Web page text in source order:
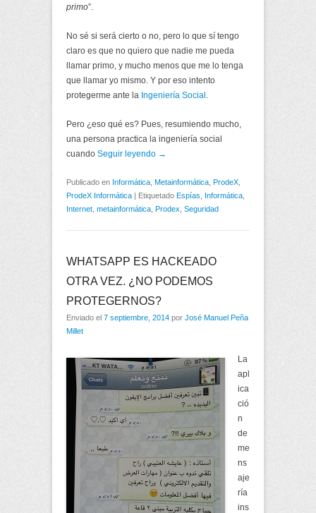
primo”.
No sé si será cierto o no, pero lo que sí tengo
claro es que no quiero que nadie me pueda
llamar primo, y mucho menos que me lo tenga
que llamar yo mismo. Y por eso intento
protegerme ante la Ingeniería Social.
Pero ¿eso qué es? Pues, resumiendo mucho,
una persona practica la ingeniería social
cuando Seguir leyendo →
Publicado en Informática Metainformática ProdeX
ProdeX Informática | Etiquetado Espías Informática
Internet metainformática Prodex Seguridad
WHATSAPP ES HACKEADO
OTRA VEZ. ¿NO PODEMOS
PROTEGERNOS?
Enviado el 7 septiembre, 2014 por José Manuel Peña
Millet
La
apl
ica
ció
n
de
me
ns
aje
ría
ins